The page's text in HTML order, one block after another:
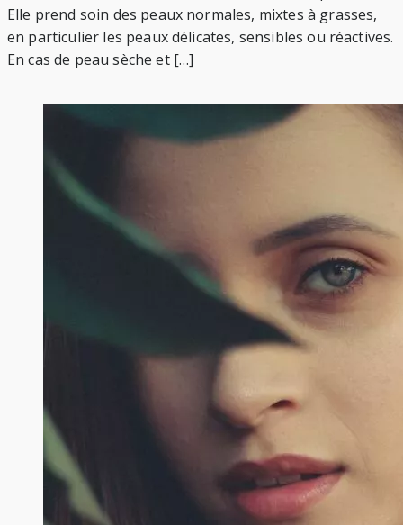
Elle prend soin des peaux normales, mixtes à grasses,
en particulier les peaux délicates, sensibles ou réactives.
En cas de peau sèche et […]